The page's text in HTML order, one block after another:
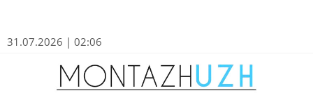
31.07.2026 | 02:06